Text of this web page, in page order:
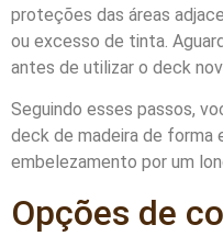
proteções das áreas
ou excesso de tinta.
antes de utilizar o deck
Seguindo esses passos,
deck de madeira de forma
embelezamento por um
Opções de